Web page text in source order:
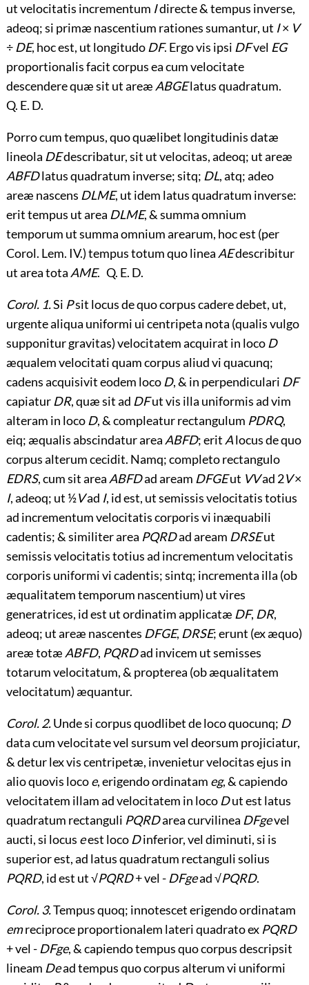
ut velocitatis incrementum Idirecte & tempus inverse,
adeoq; si primæ nascentium rationes sumantur, ut I× V
÷ DE, hoc est, ut longitudo DF. Ergo vis ipsi DFvel EG
proportionalis facit corpus ea cum velocitate
descendere quæ sit ut areæ ABGElatus quadratum.
Q. E. D.
Porro cum tempus, quo quælibet longitudinis datæ
lineola DEdescribatur, sit ut velocitas, adeoq; ut areæ
ABFDlatus quadratum inverse; sitq; DL, atq; adeo
areæ nascens DLME, ut idem latus quadratum inverse:
erit tempus ut area DLME, & summa omnium
temporum ut summa omnium arearum, hoc est (per
Corol. Lem. IV.) tempus totum quo linea AEdescribitur
ut area tota AME. Q. E. D.
Corol. 1.Si Psit locus de quo corpus cadere debet, ut,
urgente aliqua uniformi ui centripeta nota (qualis vulgo
supponitur gravitas) velocitatem acquirat in loco D
æqualem velocitati quam corpus aliud vi quacunq;
cadens acquisivit eodem loco D, & in perpendiculari DF
capiatur DR, quæ sit ad DFut vis illa uniformis ad vim
alteram in loco D, & compleatur rectangulum PDRQ,
eiq; æqualis abscindatur area ABFD; erit Alocus de quo
corpus alterum cecidit. Namq; completo rectangulo
EDRS, cum sit area ABFDad aream DFGEut VVad 2V×
I, adeoq; ut ½Vad I, id est, ut semissis velocitatis totius
ad incrementum velocitatis corporis vi inæquabili
cadentis; & similiter area PQRDad aream DRSEut
semissis velocitatis totius ad incrementum velocitatis
corporis uniformi vi cadentis; sintq; incrementa illa (ob
æqualitatem temporum nascentium) ut vires
generatrices, id est ut ordinatim applicatæ DF, DR,
adeoq; ut areæ nascentes DFGE, DRSE; erunt (ex æquo)
areæ totæ ABFD, PQRDad invicem ut semisses
totarum velocitatum, & propterea (ob æqualitatem
velocitatum) æquantur.
Corol. 2.Unde si corpus quodlibet de loco quocunq; D
data cum velocitate vel sursum vel deorsum projiciatur,
& detur lex vis centripetæ, invenietur velocitas ejus in
alio quovis locoe, erigendo ordinatam eg, & capiendo
velocitatem illam ad velocitatem in loco Dut est latus
quadratum rectanguli PQRDarea curvilinea DFgevel
aucti, si locus eest loco Dinferior, vel diminuti, si is
superior est, ad latus quadratum rectanguli solius
PQRD, id est ut √PQRD+ vel - DFgead √PQRD.
Corol. 3.Tempus quoq; innotescet erigendo ordinatam
emreciproce proportionalem lateri quadrato ex PQRD
+ vel - DFge, & capiendo tempus quo corpus descripsit
lineam Dead tempus quo corpus alterum vi uniformi